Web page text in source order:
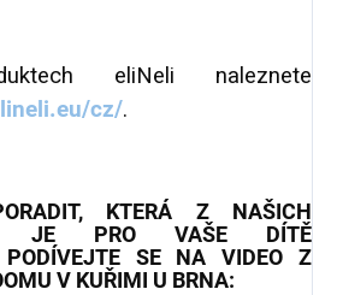
eliNeli naleznete
cz/.
KTERÁ Z NAŠICH
JE PRO VAŠE DÍTĚ
PODÍVEJTE SE NA VIDEO Z
V KUŘIMI U BRNA: